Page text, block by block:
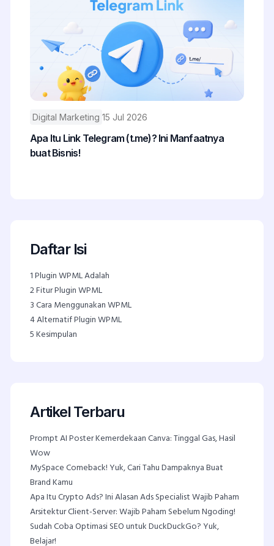
Digital Marketing 15 Jul 2026
Apa Itu Link Telegram (t.me)? Ini Manfaatnya
buat Bisnis!
Daftar Isi
1Plugin WPML Adalah
2Fitur Plugin WPML
3Cara Menggunakan WPML
4Alternatif Plugin WPML
5Kesimpulan
Artikel Terbaru
Prompt AI Poster Kemerdekaan Canva: Tinggal Gas, Hasil
Wow
MySpace Comeback! Yuk, Cari Tahu Dampaknya Buat
Brand Kamu
Apa Itu Crypto Ads? Ini Alasan Ads Specialist Wajib Paham
Arsitektur Client-Server: Wajib Paham Sebelum Ngoding!
Sudah Coba Optimasi SEO untuk DuckDuckGo? Yuk,
Belajar!